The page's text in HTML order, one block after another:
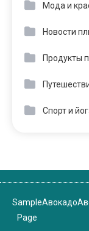
Мода и
Новости
Продукты
Спорт и
Sample
Page
Авокадо